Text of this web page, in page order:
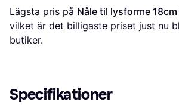
Lägsta pris på Nåle til lysforme
vilket är det billigaste priset just nu
butiker.
Specifikationer